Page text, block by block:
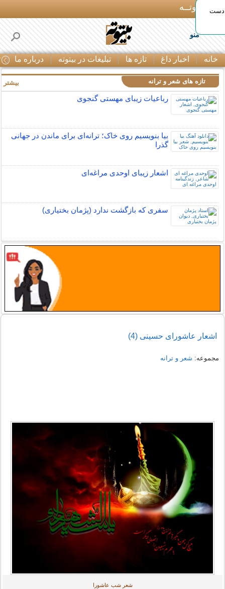
بـیتوتــه
منو
خانه اخبار داغ تازه ها تبلیغات در بیتوته درباره ما
دست
تازه های شعر و ترانه
رباعیات زیبای مهستی گنجوی
بیا بنویسیم روی خاک؛ ترانه‌ای برای ماندن در جهانی
گذرا
اشعار زیبای اوحدی مراغه‌ای
سفری که بازگشت ندارد (پژمان بختیاری)
بیشتر
اشعار عاشورای حسینی (4)
مجموعه: شعر و ترانه
شعر شب عاشورا